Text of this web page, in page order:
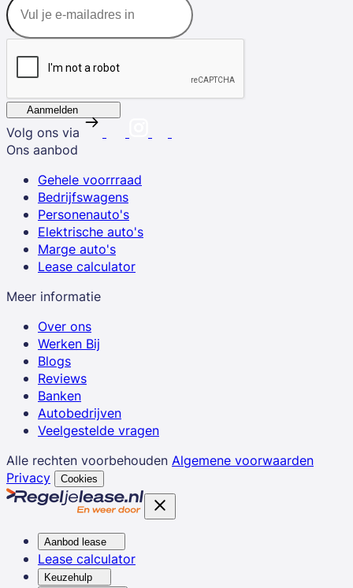
Aanmelden
Volg ons via
Ons aanbod
Gehele voorrraad
Bedrijfswagens
Personenauto's
Elektrische auto's
Marge auto's
Lease calculator
Meer informatie
Over ons
Werken Bij
Blogs
Reviews
Banken
Autobedrijven
Veelgestelde vragen
Alle rechten voorbehouden Algemene voorwaarden
Privacy
Cookies
Aanbod lease
Lease calculator
Keuzehulp